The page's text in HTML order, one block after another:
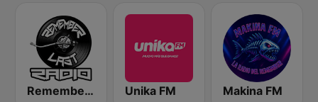
Remember Last Radio Unika FM Makina FM